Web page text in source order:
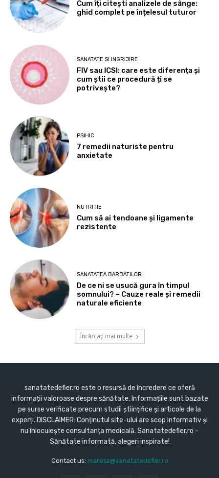
Cum îți citești analizele de sânge:
ghid complet pe înțelesul tuturor
SANATATE SI INGRIJIRE
FIV sau ICSI: care este diferența și
cum știi ce procedură ți se
potrivește?
PSIHIC
7 remedii naturiste pentru
anxietate
NUTRITIE
Cum să ai tendoane şi ligamente
rezistente
SANATATEA BARBATILOR
De ce ni se usucă gura în timpul
somnului? – Cauze reale și remedii
naturale eficiente
Încărcați mai multe
sanatatedefier.ro este o resursă de încredere ce oferă
informații valoroase despre sănătate. Informațiile sunt bazate
pe surse verificate precum studii științifice și articole de la
experți. DISCLAIMER: Conținutul site-ului are scop informativ și
nu înlocuiește consultanța medicală. Sanatatedefier.ro -
Sănătate informată, alegeri inspirate!
Contact us: maresz@sanatatedefier.ro